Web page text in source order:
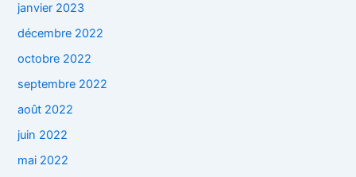
janvier 2023
décembre 2022
octobre 2022
septembre 2022
août 2022
juin 2022
mai 2022